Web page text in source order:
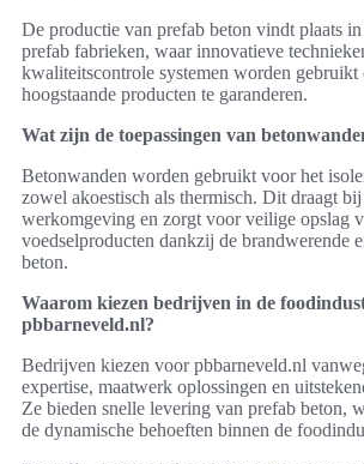
De productie van prefab beton vindt plaats in
prefab fabrieken, waar innovatieve
kwaliteitscontrole systemen worden gebruikt
hoogstaande producten te garanderen.
Wat zijn de toepassingen van
Betonwanden worden gebruikt voor het
zowel akoestisch als thermisch. Dit draagt bij
werkomgeving en zorgt voor veilige opslag
voedselproducten dankzij de brandwerende
beton.
Waarom kiezen bedrijven in de
pbbarneveld.nl?
Bedrijven kiezen voor pbbarneveld.nl
expertise, maatwerk oplossingen en
Ze bieden snelle levering van prefab beton,
de dynamische behoeften binnen de